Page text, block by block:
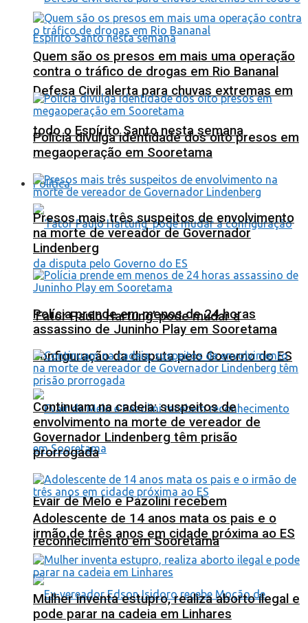
Defesa Civil alerta para chuvas extremas em
todo o Espírito Santo nesta semana
Política
‘Fator Paulo Hartung’ pode mudar a
configuração da disputa pelo Governo do ES
Evair de Melo e Pazolini recebem
reconhecimento em Sooretama
Quem são os presos em mais uma operação
contra o tráfico de drogas em Rio Bananal
Polícia divulga identidade dos oito presos em
megaoperação em Sooretama
Presos mais três suspeitos de envolvimento
na morte de vereador de Governador
Lindenberg
Polícia prende em menos de 24 horas
assassino de Juninho Play em Sooretama
Continuam na cadeia: suspeitos de
envolvimento na morte de vereador de
Governador Lindenberg têm prisão
prorrogada
Adolescente de 14 anos mata os pais e o
irmão de três anos em cidade próxima ao ES
Mulher inventa estupro, realiza aborto ilegal e
pode parar na cadeia em Linhares